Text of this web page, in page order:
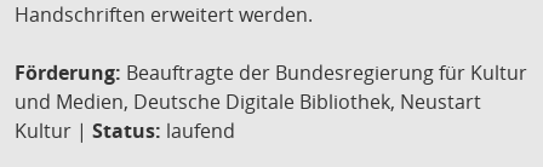
Handschriften erweitert werden.
Förderung: Beauftragte der Bundesregierung für Kultur
und Medien, Deutsche Digitale Bibliothek, Neustart
Kultur | Status: laufend